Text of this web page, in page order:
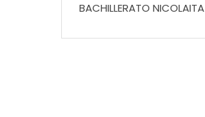
BACHILLERATO NICOLAITA